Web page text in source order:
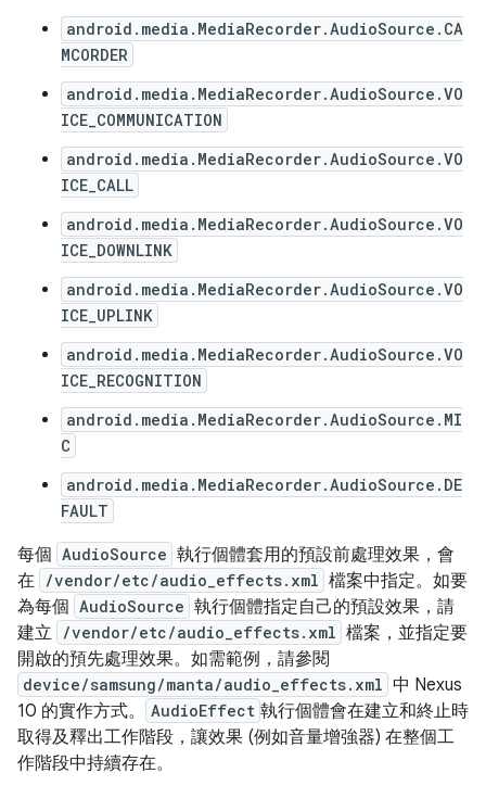
android.media.MediaRecorder.AudioSource.CA
MCORDER
android.media.MediaRecorder.AudioSource.VO
ICE_COMMUNICATION
android.media.MediaRecorder.AudioSource.VO
ICE_CALL
android.media.MediaRecorder.AudioSource.VO
ICE_DOWNLINK
android.media.MediaRecorder.AudioSource.VO
ICE_UPLINK
android.media.MediaRecorder.AudioSource.VO
ICE_RECOGNITION
android.media.MediaRecorder.AudioSource.MI
C
android.media.MediaRecorder.AudioSource.DE
FAULT
每個 AudioSource 執行個體套用的預設前處理效果，會
在 /vendor/etc/audio_effects.xml 檔案中指定。如要
為每個 AudioSource 執行個體指定自己的預設效果，請
建立 /vendor/etc/audio_effects.xml 檔案，並指定要
開啟的預先處理效果。如需範例，請參閱
device/samsung/manta/audio_effects.xml 中 Nexus
10 的實作方式。
AudioEffect 執行個體會在建立和終止時
取得及釋出工作階段，讓效果 (例如音量增強器) 在整個工
作階段中持續存在。